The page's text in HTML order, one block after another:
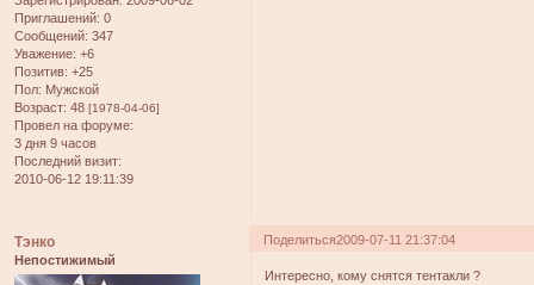
Приглашений: 0
Сообщений: 347
Уважение: +6
Позитив: +25
Пол: Мужской
Возраст: 48 [1978-04-06]
Провел на форуме:
3 дня 9 часов
Последний визит:
2010-06-12 19:11:39
Поделиться2009-07-11 21:37:04
Тэнко
Непостижимый
Интересно, кому снятся тентакли ?